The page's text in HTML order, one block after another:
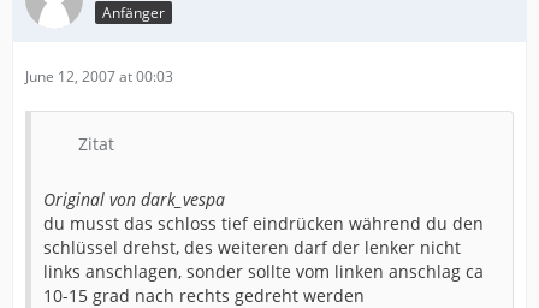
Anfänger
June 12, 2007 at 00:03
Zitat
Original von dark_vespa
du musst das schloss tief eindrücken während du den
schlüssel drehst, des weiteren darf der lenker nicht
links anschlagen, sonder sollte vom linken anschlag ca
10-15 grad nach rechts gedreht werden